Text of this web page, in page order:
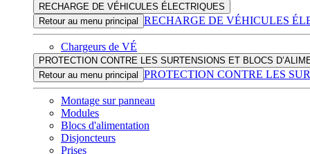
RECHARGE DE VÉHICULES ÉLECTRIQUES
Retour au menu principal
RECHARGE DE VÉHICULES
Chargeurs de VÉ
PROTECTION CONTRE LES SURTENSIONS ET BLOCS
Retour au menu principal
PROTECTION CONTRE LES
Montage sur panneau
Modules
Blocs d'alimentation
Disjoncteurs
Prises